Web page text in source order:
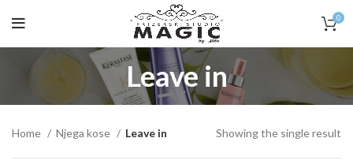
0
Leave in
Home Njega kose Leave in Showing the single result